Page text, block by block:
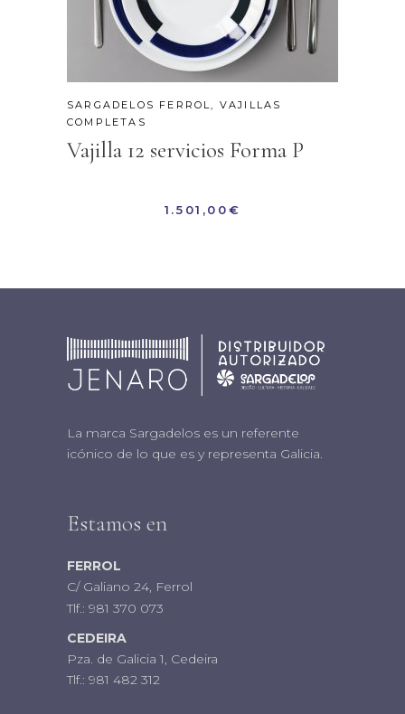
SARGADELOS FERROL, VAJILLAS
COMPLETAS
Vajilla 12 servicios Forma P
1.501,00€
La marca Sargadelos es un referente
icónico de lo que es y representa Galicia.
Estamos en
FERROL
C/ Galiano 24, Ferrol
Tlf.: 981 370 073
CEDEIRA
Pza. de Galicia 1, Cedeira
Tlf.: 981 482 312